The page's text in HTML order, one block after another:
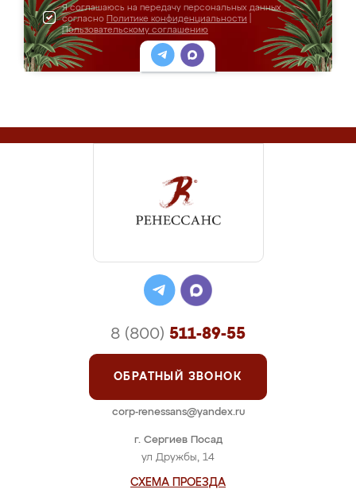
Я соглашаюсь на передачу персональных данных
согласно Политике конфиденциальности
Пользовательскому соглашению
г. Сергиев Посад
ул Дружбы, 14
СХЕМА ПРОЕЗДА
8 (800) 511-89-55
ОБРАТНЫЙ ЗВОНОК
corp-renessans@yandex.ru